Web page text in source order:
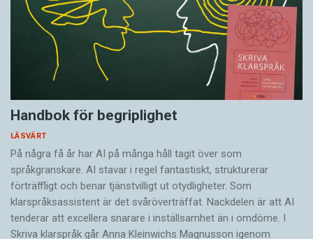
Handbok för begriplighet
LÄSVÄRT
På några få år har AI på många håll tagit över som
språkgranskare. AI stavar i regel fantastiskt, strukturerar
förträffligt och benar tjänstvilligt ut otydligheter. Som
klarspråksassistent är det svår­överträffat. Nack­delen är att AI
tenderar att excellera snarare i inställsamhet än i omdöme. I
Skriva klarspråk går Anna Kleinwichs Magnusson igenom